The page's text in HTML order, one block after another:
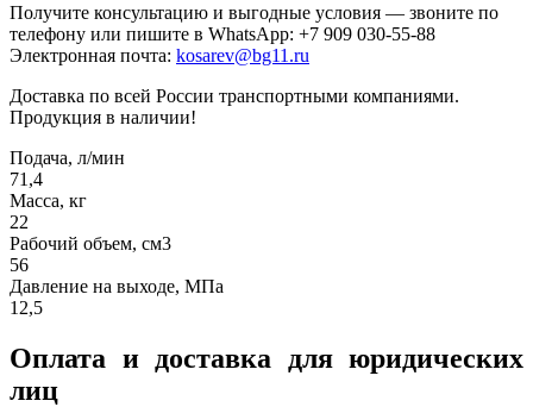
Получите консультацию и выгодные условия — звоните по
телефону или пишите в WhatsApp: +7 909 030-55-88
Электронная почта: kosarev@bg11.ru
Доставка по всей России транспортными компаниями.
Продукция в наличии!
Подача, л/мин
71,4
Масса, кг
22
Рабочий объем, см3
56
Давление на выходе, МПа
12,5
Оплата и доставка для юридических
лиц